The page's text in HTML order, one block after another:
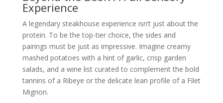
Experience
A legendary steakhouse experience isn’t just about the
protein. To be the top-tier choice, the sides and
pairings must be just as impressive. Imagine creamy
mashed potatoes with a hint of garlic, crisp garden
salads, and a wine list curated to complement the bold
tannins of a Ribeye or the delicate lean profile of a Filet
Mignon.